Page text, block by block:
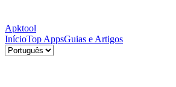
Apktool
InícioTop AppsGuias e Artigos